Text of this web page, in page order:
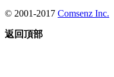
© 2001-2017 Comsenz Inc.
返回頂部